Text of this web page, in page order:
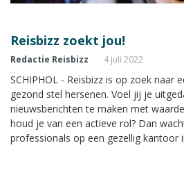
Reisbizz zoekt jou!
Redactie Reisbizz 4 juli 2022
SCHIPHOL - Reisbizz is op zoek naar
gezond stel hersenen. Voel jij je
nieuwsberichten te maken met
houd je van een actieve rol? Dan
professionals op een gezellig kantoor